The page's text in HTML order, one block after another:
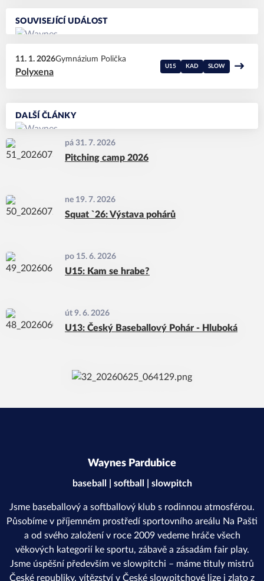
SOUVISEJÍCÍ UDÁLOST
11. 1. 2026Gymnázium Polička
Polyxena
U15 KAD SLOW
DALŠÍ ČLÁNKY
pá 31. 7. 2026
Pitching camp 2026
ne 19. 7. 2026
Squat `26: Výstava pohárů
po 15. 6. 2026
U15: Kam se hrabe?
út 9. 6. 2026
U13: Český Baseballový Pohár - Hluboká
Waynes Pardubice
baseball | softball | slowpitch
Jsme baseballový a softballový klub s rodinnou atmosférou.
Působíme v příjemném prostředí sportovního areálu Na Pašti
a od svého založení v roce 2009 vedeme hráče všech
věkových kategorií ke sportu, zábavě a zásadám fair play.
Jsme úspěšní především ve slowpitchi – máme tituly mistrů
České republiky, vítězství v České slowpitchové lize i zlato z